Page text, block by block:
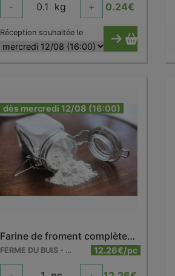
- 0.1 kg + 0.24€
Réception souhaitée le
dès mercredi 12/08 (16:00)
Farine de froment complète bio 5 kg
FERME DU BUIS - BARRY 12.26€/pc